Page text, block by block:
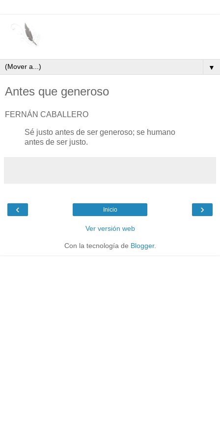
▼
Antes que generoso
FERNÁN CABALLERO
Sé justo antes de ser generoso; se humano
antes de ser justo.
‹ ›
Inicio
Ver versión web
Con la tecnología de Blogger.